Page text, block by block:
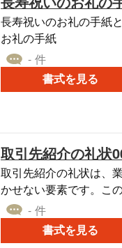
長寿祝いのお礼の手紙
お礼の手紙
- 件
書式を見る
取引先紹介の礼状
取引先紹介の礼状は、
かせない要素です。こ
紹介に対する謝意を示
ります。 特定の企業から得られた紹介が既に商談の段階に進
んでいることを報告し
- 件
書式を見る